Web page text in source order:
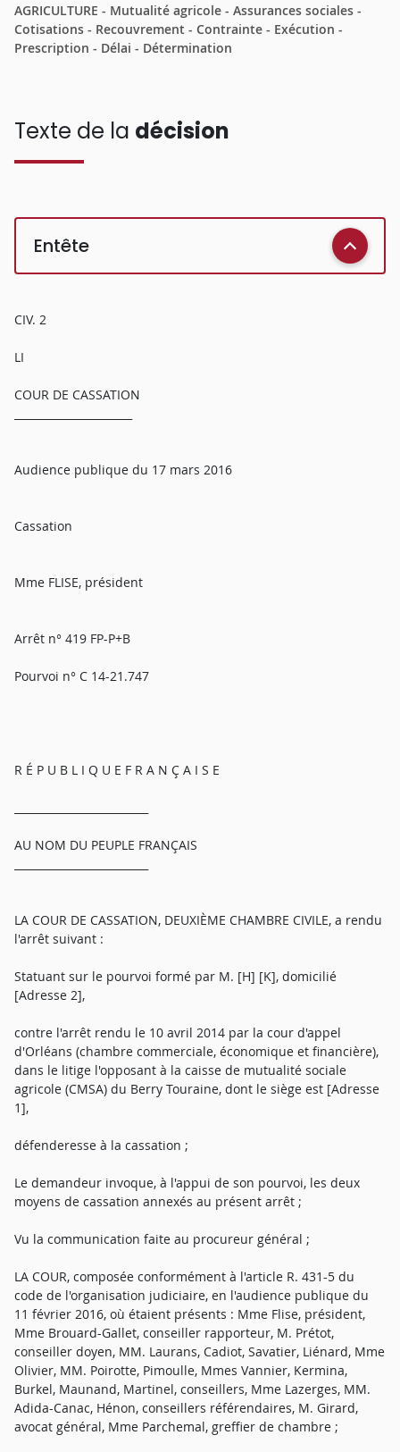
AGRICULTURE - Mutualité agricole - Assurances sociales -
Cotisations - Recouvrement - Contrainte - Exécution -
Prescription - Délai - Détermination
Texte de la décision
Entête
CIV. 2
LI
COUR DE CASSATION
Audience publique du 17 mars 2016
Cassation
Mme FLISE, président
Arrêt n° 419 FP-P+B
Pourvoi n° C 14-21.747
R É P U B L I Q U E F R A N Ç A I S E
AU NOM DU PEUPLE FRANÇAIS
LA COUR DE CASSATION, DEUXIÈME CHAMBRE CIVILE, a rendu
l'arrêt suivant :
Statuant sur le pourvoi formé par M. [H] [K], domicilié
[Adresse 2],
contre l'arrêt rendu le 10 avril 2014 par la cour d'appel
d'Orléans (chambre commerciale, économique et financière),
dans le litige l'opposant à la caisse de mutualité sociale
agricole (CMSA) du Berry Touraine, dont le siège est [Adresse
1],
défenderesse à la cassation ;
Le demandeur invoque, à l'appui de son pourvoi, les deux
moyens de cassation annexés au présent arrêt ;
Vu la communication faite au procureur général ;
LA COUR, composée conformément à l'article R. 431-5 du
code de l'organisation judiciaire, en l'audience publique du
11 février 2016, où étaient présents : Mme Flise, président,
Mme Brouard-Gallet, conseiller rapporteur, M. Prétot,
conseiller doyen, MM. Laurans, Cadiot, Savatier, Liénard, Mme
Olivier, MM. Poirotte, Pimoulle, Mmes Vannier, Kermina,
Burkel, Maunand, Martinel, conseillers, Mme Lazerges, MM.
Adida-Canac, Hénon, conseillers référendaires, M. Girard,
avocat général, Mme Parchemal, greffier de chambre ;